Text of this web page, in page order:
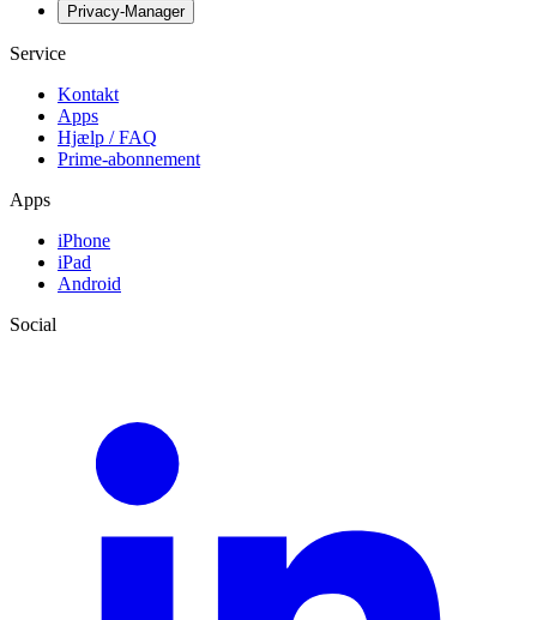
Privacy-Manager
Service
Kontakt
Apps
Hjælp / FAQ
Prime-abonnement
Apps
iPhone
iPad
Android
Social